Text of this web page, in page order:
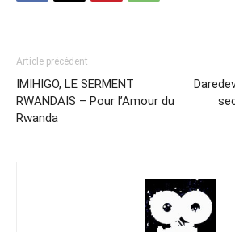
Article précédent
IMIHIGO, LE SERMENT
RWANDAIS – Pour l’Amour du
Rwanda